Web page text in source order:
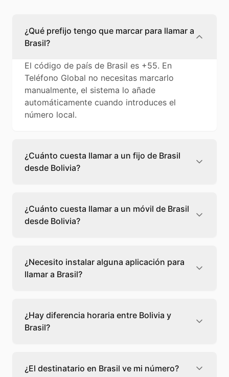
¿Qué prefijo tengo que marcar para llamar a
Brasil?
El código de país de Brasil es +55. En
Teléfono Global no necesitas marcarlo
manualmente, el sistema lo añade
automáticamente cuando introduces el
número local.
¿Cuánto cuesta llamar a un fijo de Brasil
desde Bolivia?
0,06 €/min con Teléfono Global. Verás el
precio exacto antes de marcar para que
sepas qué vas a gastar.
¿Cuánto cuesta llamar a un móvil de Brasil
desde Bolivia?
cuesta 0,12 €/min con Teléfono Global. Pagas
solo los minutos que hablas, sin cuotas ni
permanencia.
¿Necesito instalar alguna aplicación para
llamar a Brasil?
desde tu navegador web. Solo necesitas una
conexión a internet y podrás llamar
directamente a Brasil.
¿Hay diferencia horaria entre Bolivia y
Brasil?
escoge el mejor momento
llamar a a Brasil.
¿El destinatario en Brasil ve mi número?